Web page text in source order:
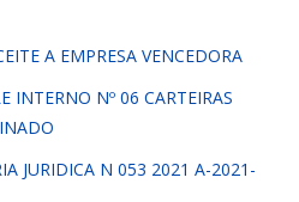
A EMPRESA VENCEDORA
INTERNO Nº 06 CARTEIRAS
JURIDICA N 053 2021 A-2021-